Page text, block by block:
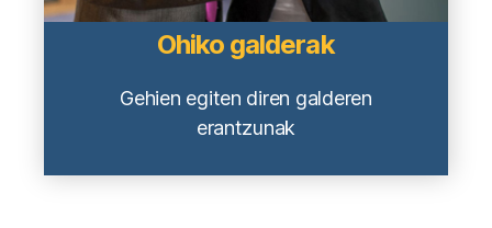
Ohiko galderak
Gehien egiten diren galderen
erantzunak